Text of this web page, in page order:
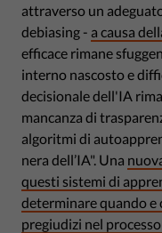
attraverso un
debiasing - a causa
efficace rimane
interno nascosto e
decisionale dell'IA
mancanza di
algoritmi di
nera dell’IA". Una
questi sistemi di
determinare quando
pregiudizi nel